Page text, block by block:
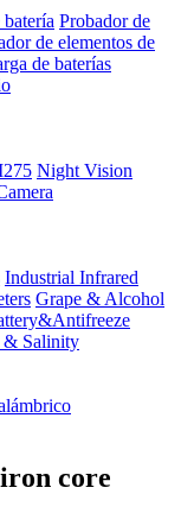
Probador de
de elementos de
de baterías
Night Vision
Industrial Infrared
Grape & Alcohol
Salinity
core